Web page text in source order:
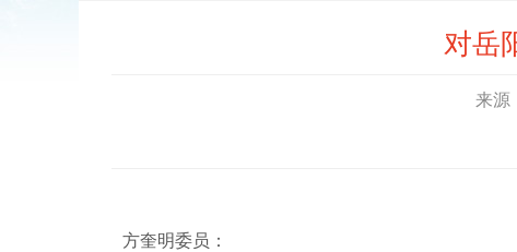
对岳
来源
方奎明委员：